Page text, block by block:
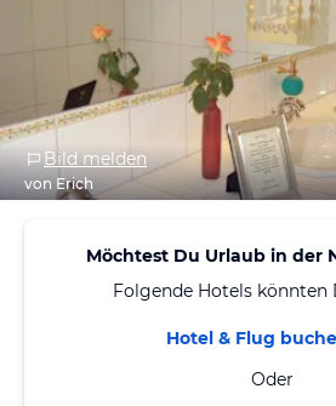
Bild melden
von Erich
Möchtest Du Urlaub in der
Folgende Hotels könnten
Hotel & Flug
Oder